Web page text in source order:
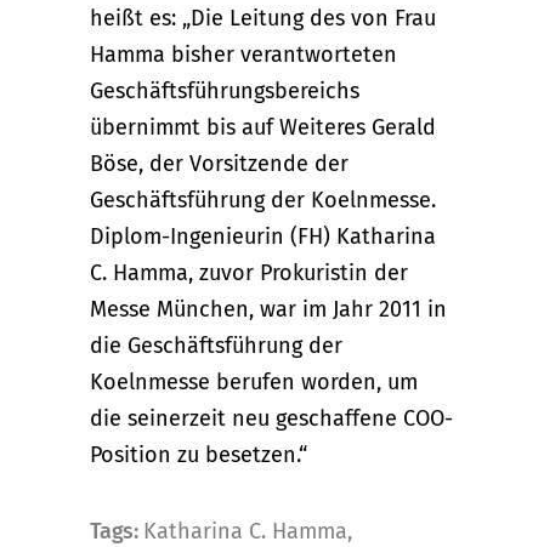
heißt es: „Die Leitung des von Frau
Hamma bisher verantworteten
Geschäftsführungsbereichs
übernimmt bis auf Weiteres Gerald
Böse, der Vorsitzende der
Geschäftsführung der Koelnmesse.
Diplom-Ingenieurin (FH) Katharina
C. Hamma, zuvor Prokuristin der
Messe München, war im Jahr 2011 in
die Geschäftsführung der
Koelnmesse berufen worden, um
die seinerzeit neu geschaffene COO-
Position zu besetzen.“
Tags: Katharina C. Hamma,